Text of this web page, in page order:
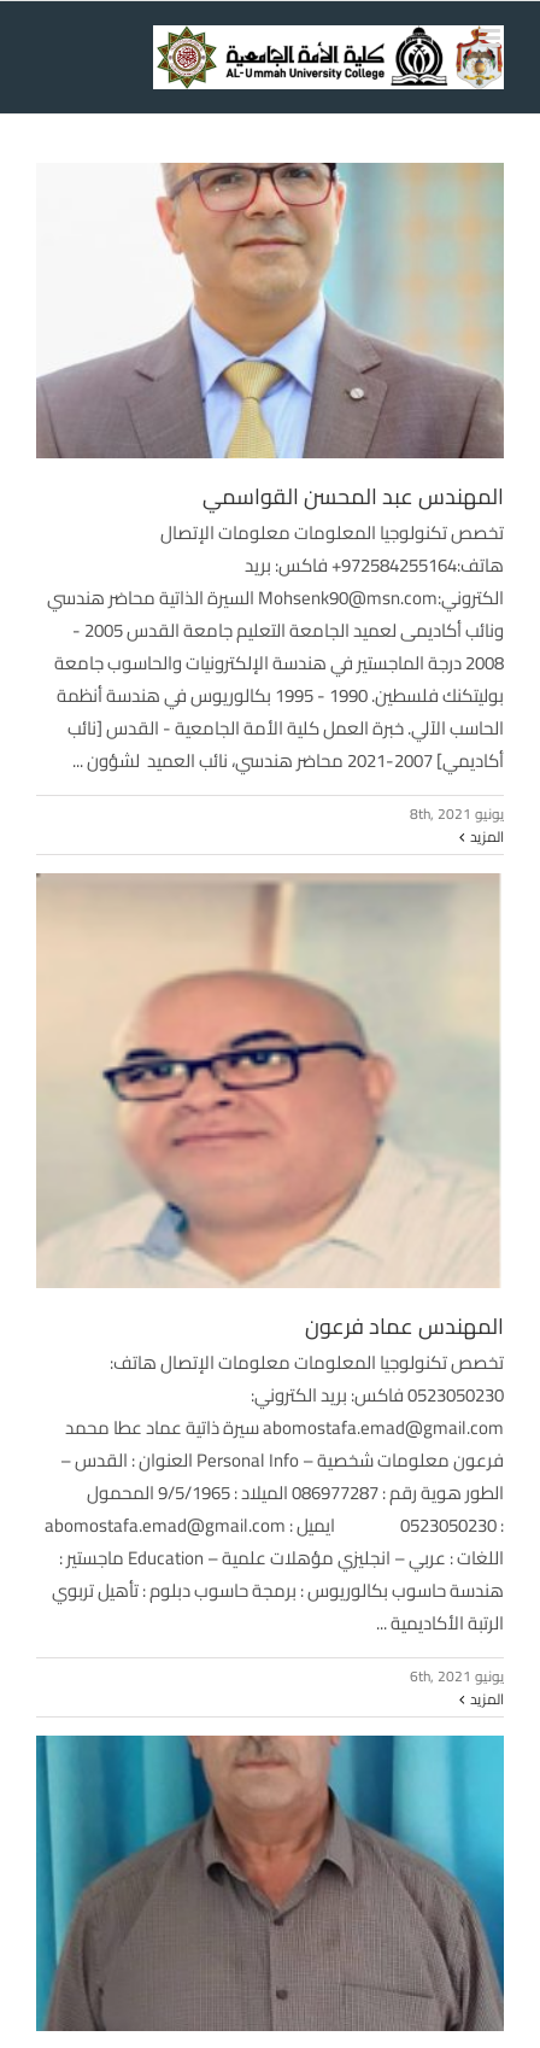
Skip
content
المهندس عبد المحسن القواسمي
تخصص تكنولوجيا المعلومات معلومات الإتصال
هاتف:972584255164+ فاكس: بريد
الكتروني:Mohsenk90@msn.com السيرة الذاتية محاضر هندسي
ونائب أكاديمى لعميد الجامعة التعليم جامعة القدس 2005 -
2008 درجة الماجستير في هندسة الإلكترونيات والحاسوب جامعة
بوليتكنك فلسطين. 1990 - 1995 بكالوريوس في هندسة أنظمة
الحاسب الآلي. خبرة العمل كلية الأمة الجامعية - القدس [نائب
أكاديمي] 2007-2021 محاضر هندسي، نائب العميد لشؤون ...
يونيو 8th, 2021
المزيد
المهندس عماد فرعون
تخصص تكنولوجيا المعلومات معلومات الإتصال هاتف:
0523050230 فاكس: بريد الكتروني:
abomostafa.emad@gmail.com سيرة ذاتية عماد عطا محمد
فرعون معلومات شخصية – Personal Info العنوان : القدس –
الطور هوية رقم : 086977287 الميلاد : 9/5/1965 المحمول
: 0523050230 ايميل : abomostafa.emad@gmail.com
اللغات : عربي – انجليزي مؤهلات علمية – Education ماجستير :
هندسة حاسوب بكالوريوس : برمجة حاسوب دبلوم : تأهيل تربوي
الرتبة الأكاديمية ...
يونيو 6th, 2021
المزيد